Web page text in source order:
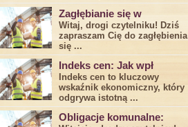
Zagłębianie się w
Witaj, drogi ⁤czytelniku! Dziś
zapraszam Cię do‍ zagłębienia
‍się⁢ ...
Indeks cen: Jak wpł
Indeks cen to kluczowy
wskaźnik ekonomiczny, który
odgrywa ​istotną ...
Obligacje komunalne: